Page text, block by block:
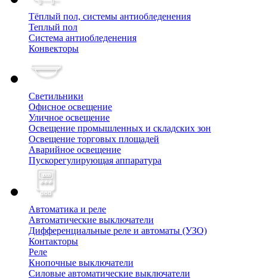
Тёплый пол, cистемы антиобледенения
Теплый пол
Система антиобледенения
Конвекторы
Светильники
Офисное освещение
Уличное освещение
Освещение промышленных и складских зон
Освещение торговых площадей
Аварийное освещение
Пускорегулирующая аппаратура
Автоматика и реле
Автоматические выключатели
Дифференциальные реле и автоматы (УЗО)
Контакторы
Реле
Кнопочные выключатели
Силовые автоматические выключатели